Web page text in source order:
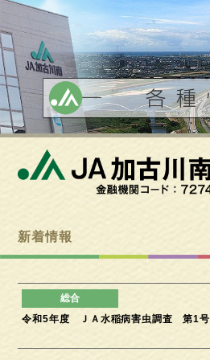
新着情報
令和5年度 ＪＡ水稲病害虫調査 第1号